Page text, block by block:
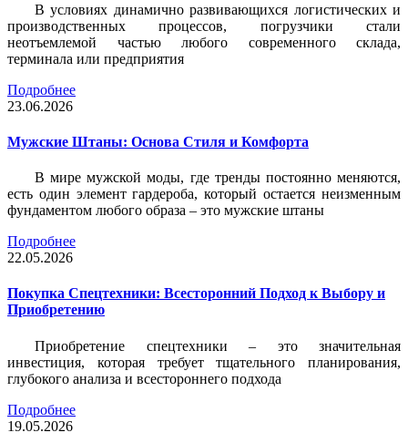
В условиях динамично развивающихся логистических и
производственных процессов, погрузчики стали
неотъемлемой частью любого современного склада,
терминала или предприятия
Подробнее
23.06.2026
Мужские Штаны: Основа Стиля и Комфорта
В мире мужской моды, где тренды постоянно меняются,
есть один элемент гардероба, который остается неизменным
фундаментом любого образа – это мужские штаны
Подробнее
22.05.2026
Покупка Спецтехники: Всесторонний Подход к Выбору и
Приобретению
Приобретение спецтехники – это значительная
инвестиция, которая требует тщательного планирования,
глубокого анализа и всестороннего подхода
Подробнее
19.05.2026